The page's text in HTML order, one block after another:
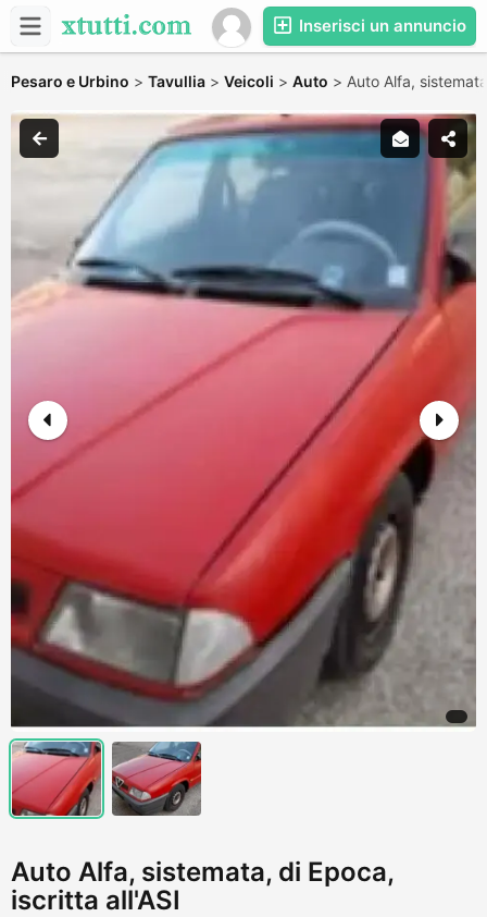
Inserisci un annuncio
Pesaro e Urbino > Tavullia > Veicoli > Auto > Auto Alfa,
Auto Alfa, sistemata, di Epoca,
iscritta all'ASI